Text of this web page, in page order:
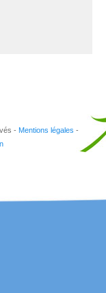
- Mentions légales -